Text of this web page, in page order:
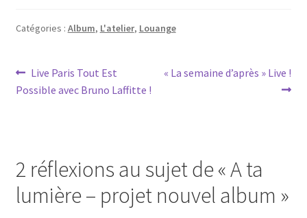
Catégories : Album, L'atelier, Louange
Navigation
de
Article
précédent :
Live Paris Tout Est
Possible avec Bruno Laffitte !
Article
« La semaine d’après » Live !
2 réflexions au sujet de «A ta
lumière – projet nouvel album »